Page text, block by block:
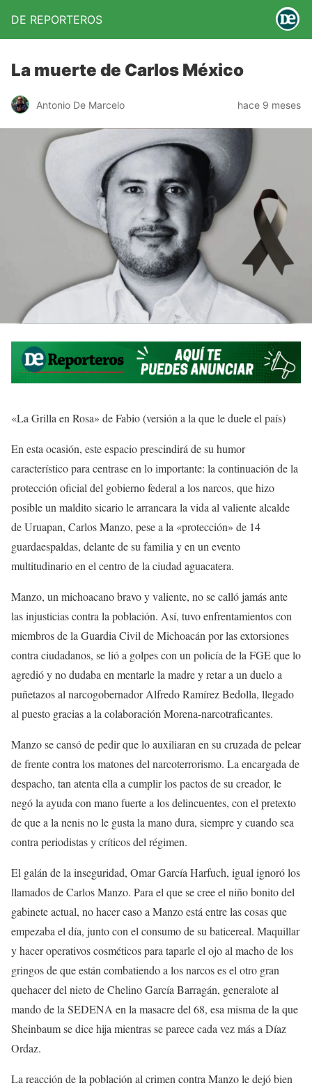
DE REPORTEROS
La muerte de Carlos México
Antonio De Marcelo hace 9 meses
«La Grilla en Rosa» de Fabio (versión a la que le duele el país)
En esta ocasión, este espacio prescindirá de su humor
característico para centrase en lo importante: la continuación de la
protección oficial del gobierno federal a los narcos, que hizo
posible un maldito sicario le arrancara la vida al valiente alcalde
de Uruapan, Carlos Manzo, pese a la «protección» de 14
guardaespaldas, delante de su familia y en un evento
multitudinario en el centro de la ciudad aguacatera.
Manzo, un michoacano bravo y valiente, no se calló jamás ante
las injusticias contra la población. Así, tuvo enfrentamientos con
miembros de la Guardia Civil de Michoacán por las extorsiones
contra ciudadanos, se lió a golpes con un policía de la FGE que lo
agredió y no dudaba en mentarle la madre y retar a un duelo a
puñetazos al narcogobernador Alfredo Ramírez Bedolla, llegado
al puesto gracias a la colaboración Morena-narcotraficantes.
Manzo se cansó de pedir que lo auxiliaran en su cruzada de pelear
de frente contra los matones del narcoterrorismo. La encargada de
despacho, tan atenta ella a cumplir los pactos de su creador, le
negó la ayuda con mano fuerte a los delincuentes, con el pretexto
de que a la nenis no le gusta la mano dura, siempre y cuando sea
contra periodistas y críticos del régimen.
El galán de la inseguridad, Omar García Harfuch, igual ignoró los
llamados de Carlos Manzo. Para el que se cree el niño bonito del
gabinete actual, no hacer caso a Manzo está entre las cosas que
empezaba el día, junto con el consumo de su baticereal. Maquillar
y hacer operativos cosméticos para taparle el ojo al macho de los
gringos de que están combatiendo a los narcos es el otro gran
quehacer del nieto de Chelino García Barragán, generalote al
mando de la SEDENA en la masacre del 68, esa misma de la que
Sheinbaum se dice hija mientras se parece cada vez más a Díaz
Ordaz.
La reacción de la población al crimen contra Manzo le dejó bien